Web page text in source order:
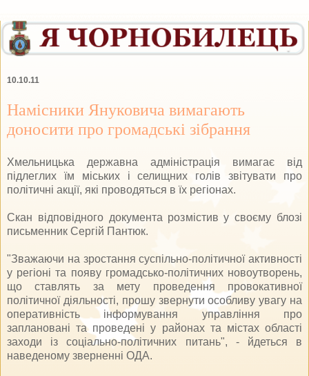
10.10.11
Намісники Януковича вимагають
доносити про громадські зібрання
Хмельницька державна адміністрація вимагає від
підлеглих їм міських і селищних голів звітувати про
політичні акції, які проводяться в їх регіонах.
Скан відповідного документа розмістив у своєму блозі
письменник Сергій Пантюк.
"Зважаючи на зростання суспільно-політичної активності
у регіоні та появу громадсько-політичних новоутворень,
що ставлять за мету проведення провокативної
політичної діяльності, прошу звернути особливу увагу на
оперативність інформування управління про
заплановані та проведені у районах та містах області
заходи із соціально-політичних питань", - йдеться в
наведеному зверненні ОДА.